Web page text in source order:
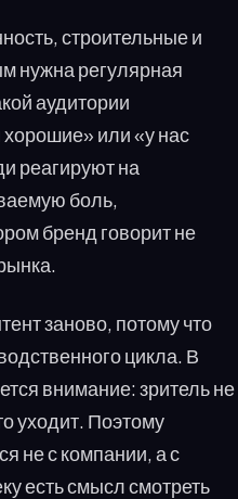
строительные и
нужна регулярная
аудитории
или «у нас
реагируют на
боль,
бренд говорит не
заново, потому что
цикла. В
внимание: зритель не
уходит. Поэтому
не с компании, а с
есть смысл смотреть